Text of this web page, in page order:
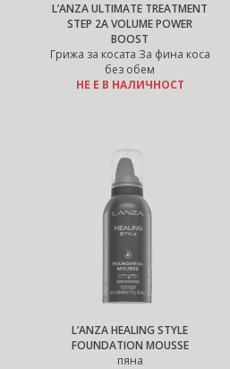
L’ANZA ULTIMATE TREATMENT
STEP 2A VOLUME POWER
BOOST
Грижа за косата За фина коса
без обем
НЕ Е В НАЛИЧНОСТ
L’ANZA HEALING STYLE
FOUNDATION MOUSSE
пяна